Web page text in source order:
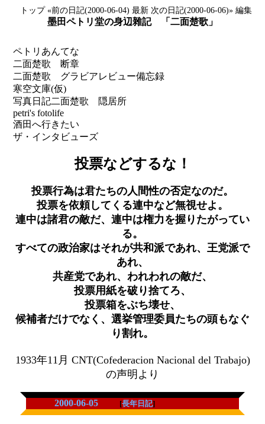
トップ «前の日記(2000-06-04) 最新 次の日記(2000-06-06)» 編集
墨田ペトリ堂の身辺雜記 「二面楚歌」
ペトリあんてな
二面楚歌 断章
二面楚歌 グラビアレビュー備忘録
寒空文庫(仮)
写真日記二面楚歌 隠居所
petri's fotolife
酒田へ行きたい
ザ・インタビューズ
投票などするな！
投票行為は君たちの人間性の否定なのだ。
投票を依頼してくる連中など無視せよ。
連中は諸君の敵だ、連中は権力を握りたがってい
る。
すべての政治家はそれが共和派であれ、王党派で
あれ、
共産党であれ、われわれの敵だ、
投票用紙を破り捨てろ、
投票箱をぶち壊せ、
候補者だけでなく、選挙管理委員たちの頭もなぐ
り割れ。
1933年11月 CNT(Cofederacion Nacional del Trabajo)
の声明より
2000-06-05 [長年日記]